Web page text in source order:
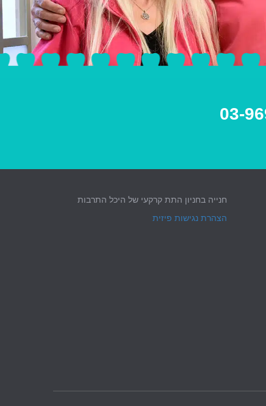
חנייה בחניון התת קרקעי של היכל התרבות
הצהרת נגישות פיזית